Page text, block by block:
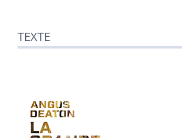
Notes
Illustrations
TEXTE